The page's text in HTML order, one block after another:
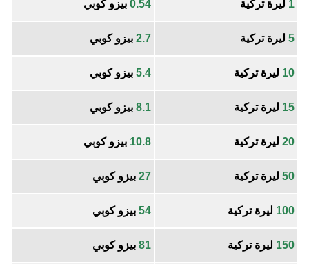
1 ليرة تركية 0.54 بيزو كوبي
5 ليرة تركية 2.7 بيزو كوبي
10 ليرة تركية 5.4 بيزو كوبي
15 ليرة تركية 8.1 بيزو كوبي
20 ليرة تركية 10.8 بيزو كوبي
50 ليرة تركية 27 بيزو كوبي
100 ليرة تركية 54 بيزو كوبي
150 ليرة تركية 81 بيزو كوبي